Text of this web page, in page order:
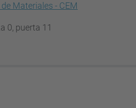
Materiales - CEM
0, puerta 11